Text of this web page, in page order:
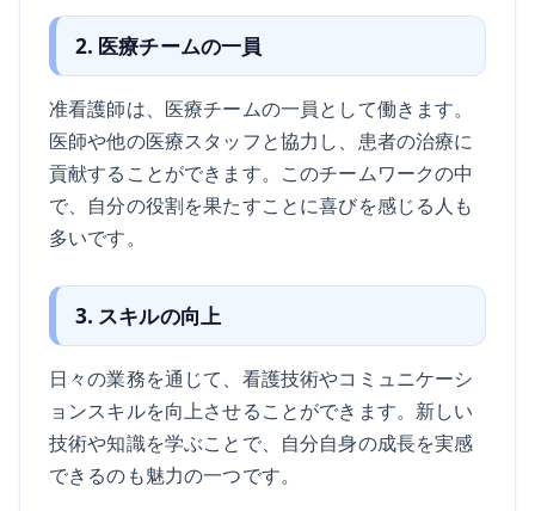
2. 医療チームの一員
准看護師は、医療チームの一員として働きます。
医師や他の医療スタッフと協力し、患者の治療に
貢献することができます。このチームワークの中
で、自分の役割を果たすことに喜びを感じる人も
多いです。
3. スキルの向上
日々の業務を通じて、看護技術やコミュニケーシ
ョンスキルを向上させることができます。新しい
技術や知識を学ぶことで、自分自身の成長を実感
できるのも魅力の一つです。